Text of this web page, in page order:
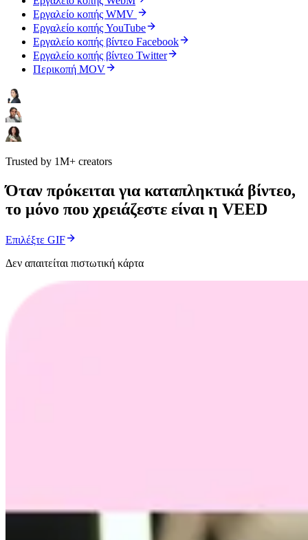
Εργαλείο κοπής WMV
Εργαλείο κοπής YouTube
Εργαλείο κοπής βίντεο Facebook
Εργαλείο κοπής βίντεο Twitter
Περικοπή MOV
Trusted by 1M+ creators
Όταν πρόκειται για καταπληκτικά βίντεο,
το μόνο που χρειάζεστε είναι η VEED
Επιλέξτε GIF
Δεν απαιτείται πιστωτική κάρτα